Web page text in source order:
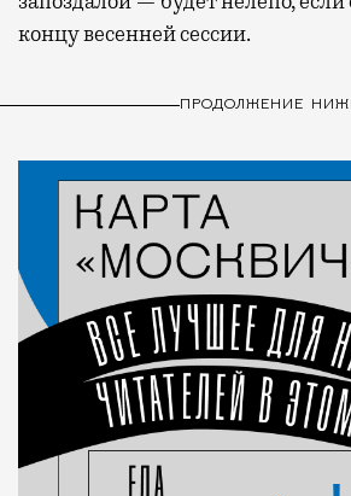
концу весенней сессии.
ПРОДОЛЖЕНИЕ